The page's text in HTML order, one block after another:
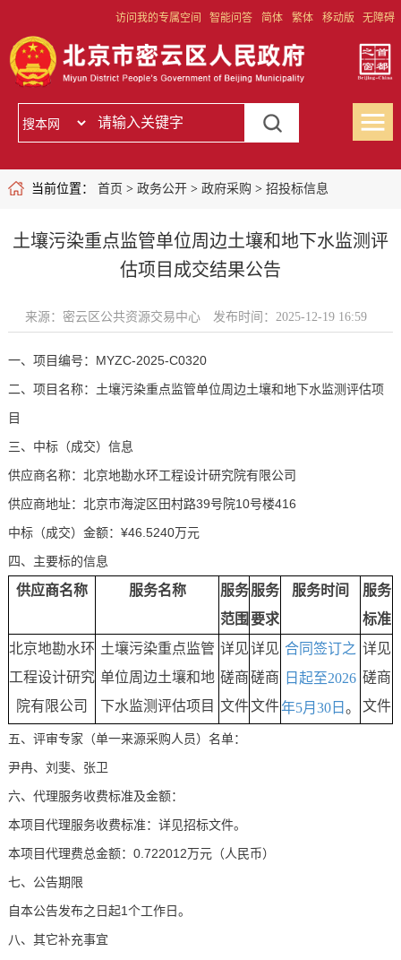
访问我的专属空间 智能问答 简体 繁体 移动版 无障碍
当前位置： 首页 > 政务公开> 政府采购 > 招投标信息
土壤污染重点监管单位周边土壤和地下水监测评
估项目成交结果公告
来源：密云区公共资源交易中心 发布时间：2025-12-19 16:59
一、项目编号：MYZC-2025-C0320
二、项目名称：土壤污染重点监管单位周边土壤和地下水监测评估项
目
三、中标（成交）信息
供应商名称：北京地勘水环工程设计研究院有限公司
供应商地址：北京市海淀区田村路39号院10号楼416
中标（成交）金额：¥46.5240万元
四、主要标的信息
供应商名称 服务名称
服务
范围
服务
要求
服务时间
服务
标准
北京地勘水环
工程设计研究
院有限公司
土壤污染重点监管
单位周边土壤和地
下水监测评估项目
详见
磋商
文件
详见
磋商
文件
合同签订之
日起至2026
年5月 30 日 。
详见
磋商
文件
五、评审专家（单一来源采购人员）名单：
尹冉、刘斐、张卫
六、代理服务收费标准及金额：
本项目代理服务收费标准：详见招标文件。
本项目代理费总金额：0.722012万元（人民币）
七、公告期限
自本公告发布之日起1个工作日。
八、其它补充事宜